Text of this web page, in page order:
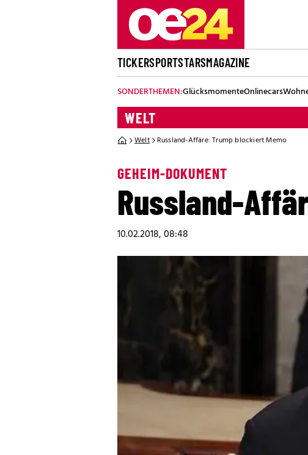
TICKERSPORTSTARSMAGAZINE
SONDERTHEMEN:GlücksmomenteOnlinecars
WELT
Welt Russland-Affäre: Trump blockiert Memo
GEHEIM-DOKUMENT
Russland-
10.02.2018, 08:48